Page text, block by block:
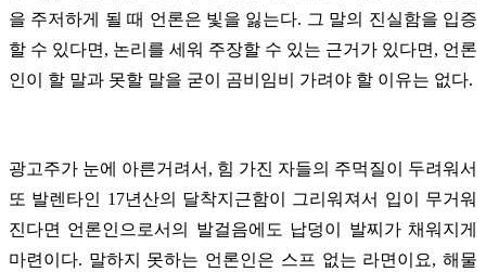
을 주저하게 될 때 언론은 빛을 잃는다. 그 말의 진실함을 입증
할 수 있다면, 논리를 세워 주장할 수 있는 근거가 있다면, 언론
인이 할 말과 못할 말을 굳이 곰비임비 가려야 할 이유는 없다.
광고주가 눈에 아른거려서, 힘 가진 자들의 주먹질이 두려워서
또 발렌타인 17년산의 달착지근함이 그리워져서 입이 무거워
진다면 언론인으로서의 발걸음에도 납덩이 발찌가 채워지게
마련이다. 말하지 못하는 언론인은 스프 없는 라면이요, 해물